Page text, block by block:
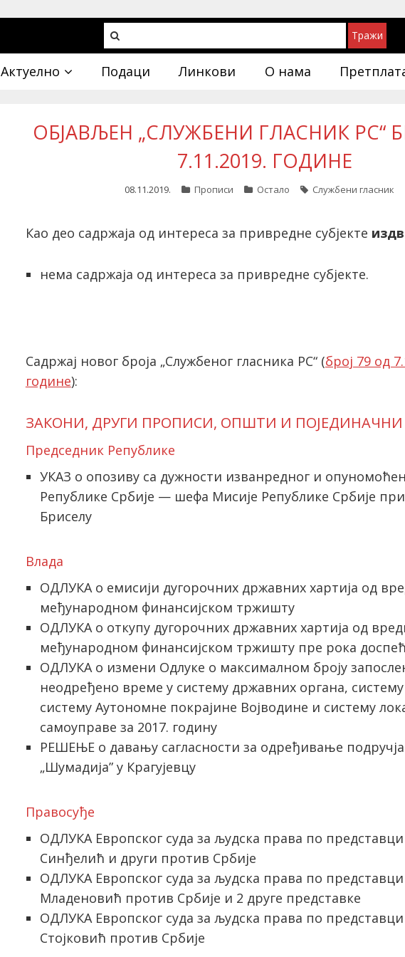
Актуелно Подаци Линкови О нама
ОБЈАВЉЕН „СЛУЖБЕНИ ГЛАСНИК РС“
7.11.2019. ГОДИНЕ
08.11.2019. Прописи Остало Службени гласник
Као део садржаја од интереса за привредне субјекте
нема садржаја од интереса за привредне субјекте.
Садржај новог броја „Службеног гласника РС“ (број 79 од
године):
ЗАКОНИ, ДРУГИ ПРОПИСИ, ОПШТИ И ПОЈЕДИНАЧНИ
Председник Републике
УКАЗ о опозиву са дужности изванредног и
Републике Србије — шефа Мисије Републике Србије
Бриселу
Влада
ОДЛУКА о емисији дугорочних државних хартија од
међународном финансијском тржишту
ОДЛУКА о откупу дугорочних државних хартија од
међународном финансијском тржишту пре рока
ОДЛУКА о измени Одлуке о максималном броју
неодређено време у систему државних органа, систему
систему Аутономне покрајине Војводине и систему
самоуправе за 2017. годину
РЕШЕЊЕ о давању сагласности за одређивање
„Шумадија” у Крагујевцу
Правосуђе
ОДЛУКА Европског суда за људска права по представци
Синђелић и други против Србије
ОДЛУКА Европског суда за људска права по представци
Младеновић против Србије и 2 друге представке
ОДЛУКА Европског суда за људска права по представци
Стојковић против Србије